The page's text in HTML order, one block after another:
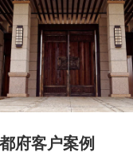
府客户案例